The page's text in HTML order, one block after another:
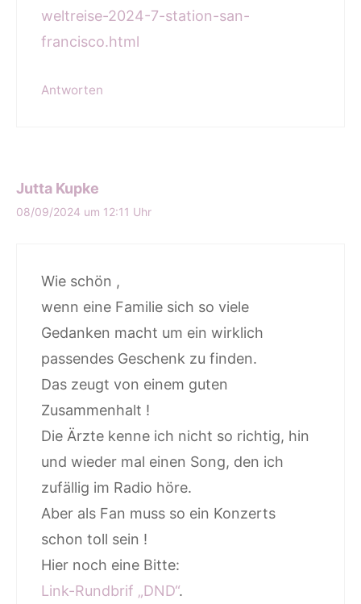
weltreise-2024-7-station-san-
francisco.html
Antworten
Jutta Kupke
08/09/2024 um 12:11 Uhr
Wie schön ,
wenn eine Familie sich so viele
Gedanken macht um ein wirklich
passendes Geschenk zu finden.
Das zeugt von einem guten
Zusammenhalt !
Die Ärzte kenne ich nicht so richtig, hin
und wieder mal einen Song, den ich
zufällig im Radio höre.
Aber als Fan muss so ein Konzerts
schon toll sein !
Hier noch eine Bitte:
Link-Rundbrif „DND“.